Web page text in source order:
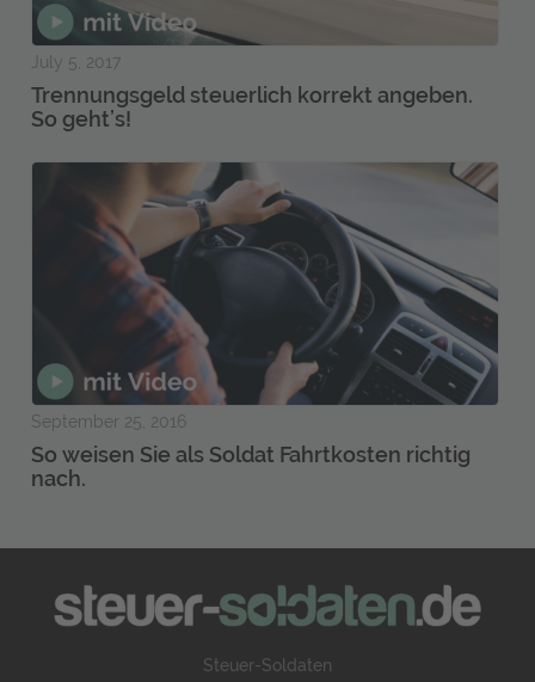
July 5, 2017
Trennungsgeld steuerlich korrekt angeben.
So geht’s!
September 25, 2016
So weisen Sie als Soldat Fahrtkosten richtig
nach.
Steuer-Soldaten